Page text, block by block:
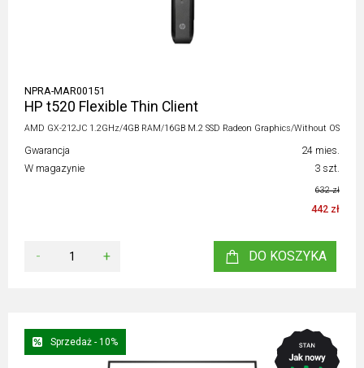
NPRA-MAR00151
HP t520 Flexible Thin Client
AMD GX-212JC 1.2GHz/4GB RAM/16GB M.2 SSD Radeon Graphics/Without OS
Gwarancja
24 mies.
W magazynie
3 szt.
632 zł
442 zł
- + DO KOSZYKA
Sprzedaż - 10%